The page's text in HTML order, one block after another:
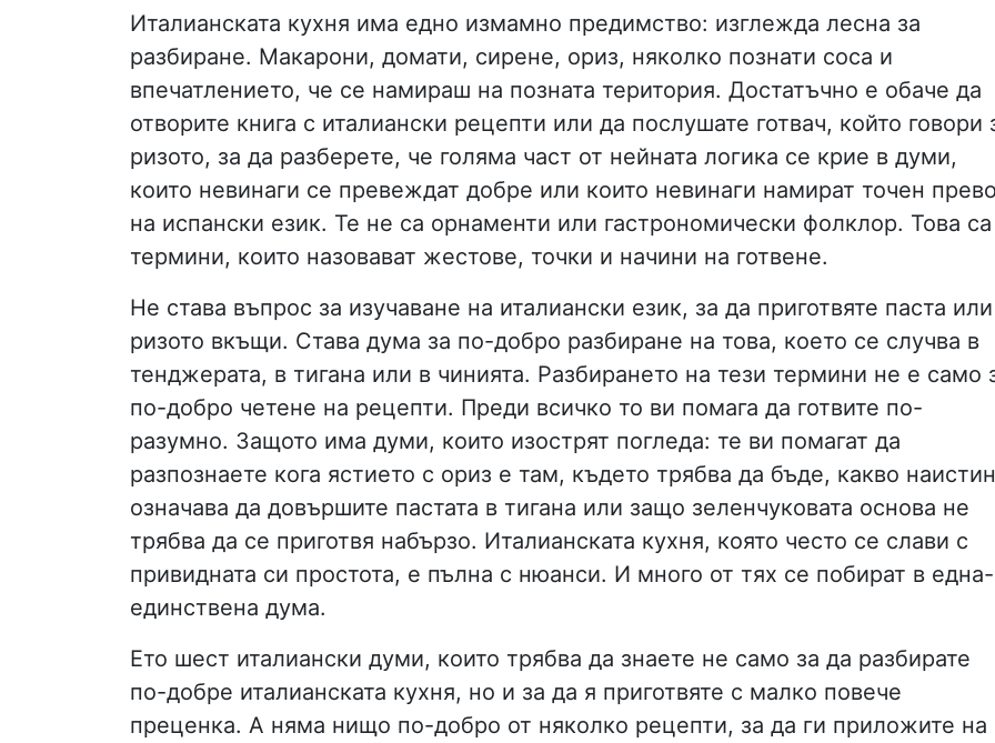
Италианската кухня има едно измамно предимство: изглежда лесна за
разбиране. Макарони, домати, сирене, ориз, няколко познати соса и
впечатлението, че се намираш на позната територия. Достатъчно е обаче да
отворите книга с италиански рецепти или да послушате готвач, който говори
ризото, за да разберете, че голяма част от нейната логика се крие в думи,
които невинаги се превеждат добре или които невинаги намират точен
на испански език. Те не са орнаменти или гастрономически фолклор. Това са
термини, които назовават жестове, точки и начини на готвене.
Не става въпрос за изучаване на италиански език, за да приготвяте паста или
ризото вкъщи. Става дума за по-добро разбиране на това, което се случва в
тенджерата, в тигана или в чинията. Разбирането на тези термини не е само
по-добро четене на рецепти. Преди всичко то ви помага да готвите по-
разумно. Защото има думи, които изострят погледа: те ви помагат да
разпознаете кога ястието с ориз е там, където трябва да бъде, какво
означава да довършите пастата в тигана или защо зеленчуковата основа не
трябва да се приготвя набързо. Италианската кухня, която често се слави с
привидната си простота, е пълна с нюанси. И много от тях се побират в една-
единствена дума.
Ето шест италиански думи, които трябва да знаете не само за да разбирате
по-добре италианската кухня, но и за да я приготвяте с малко повече
преценка. А няма нищо по-добро от няколко рецепти, за да ги приложите на